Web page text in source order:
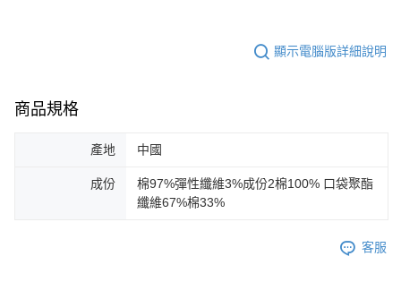
顯示電腦版詳細說明
商品規格
產地 中國
成份
棉97%彈性纖維3%成份2棉100% 口袋聚酯
纖維67%棉33%
客服